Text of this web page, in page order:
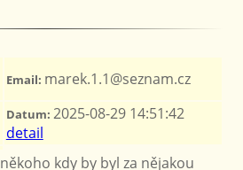
Email: marek.1.1@seznam.cz
Datum: 2025-08-29 14:51:42
detail
kdy by byl za nějakou